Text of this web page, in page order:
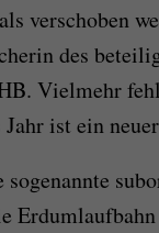
verschoben
des
Vielmehr
ist ein
sogenannte